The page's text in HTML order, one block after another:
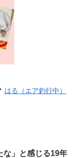
はる（エア釣行中）
な」と感じる19年